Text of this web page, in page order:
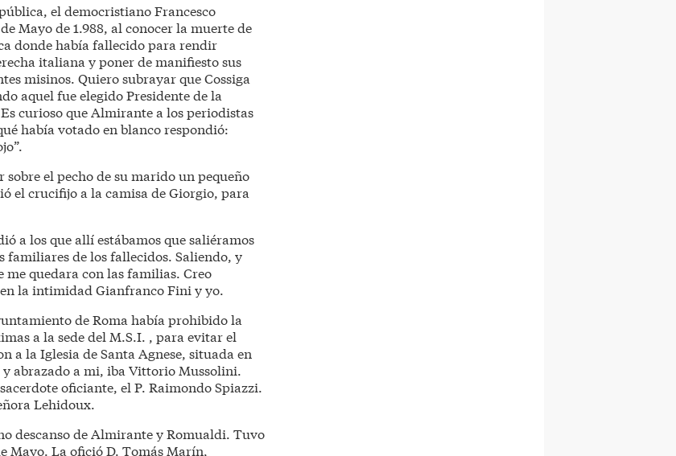
el democristiano Francesco
Mayo de 1.988, al conocer la muerte de
donde había fallecido para rendir
italiana y poner de manifiesto sus
misinos. Quiero subrayar que Cossiga
aquel fue elegido Presidente de la
curioso que Almirante a los periodistas
había votado en blanco respondió:
el pecho de su marido un pequeño
el crucifijo a la camisa de Giorgio, para
a los que allí estábamos que saliéramos
familiares de los fallecidos. Saliendo, y
me quedara con las familias. Creo
la intimidad Gianfranco Fini y yo.
de Roma había prohibido la
a la sede del M.S.I. , para evitar el
a la Iglesia de Santa Agnese, situada en
abrazado a mi, iba Vittorio Mussolini.
oficiante, el P. Raimondo Spiazzi.
Lehidoux.
descanso de Almirante y Romualdi. Tuvo
Mayo. La ofició D. Tomás Marín,